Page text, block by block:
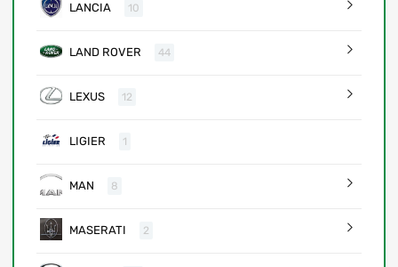
LANCIA 10
LAND ROVER 44
LEXUS 12
LIGIER 1
MAN 8
MASERATI 2